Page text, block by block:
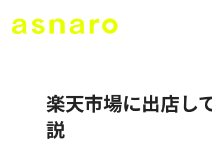
楽天市場に出店し
説